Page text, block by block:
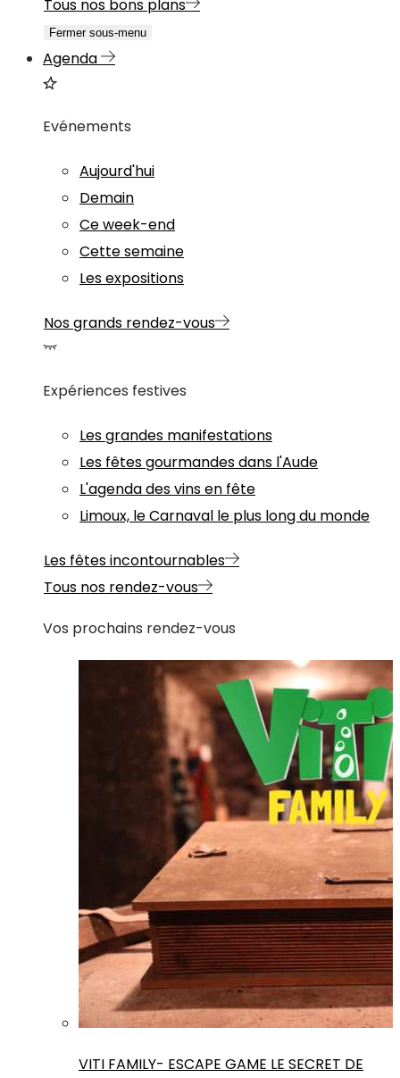
Tous nos bons plans
Fermer sous-menu
Agenda
Evénements
Aujourd'hui
Demain
Ce week-end
Cette semaine
Les expositions
Nos grands rendez-vous
Expériences festives
Les grandes manifestations
Les fêtes gourmandes dans l'Aude
L'agenda des vins en fête
Limoux, le Carnaval le plus long du monde
Les fêtes incontournables
Tous nos rendez-vous
Vos prochains rendez-vous
VITI FAMILY- ESCAPE GAME LE SECRET DE